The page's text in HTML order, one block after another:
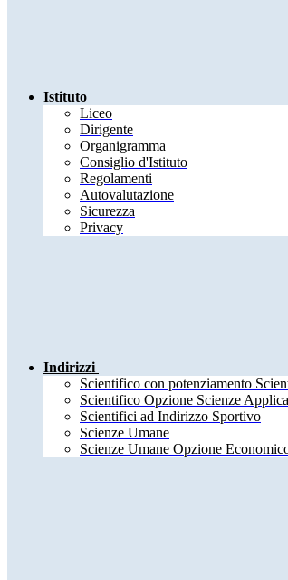
Istituto
Liceo
Dirigente
Organigramma
Consiglio d'Istituto
Regolamenti
Autovalutazione
Sicurezza
Privacy
Indirizzi
Scientifico con potenziamento
Scientifico Opzione Scienze
Scientifici ad Indirizzo Sportivo
Scienze Umane
Scienze Umane Opzione